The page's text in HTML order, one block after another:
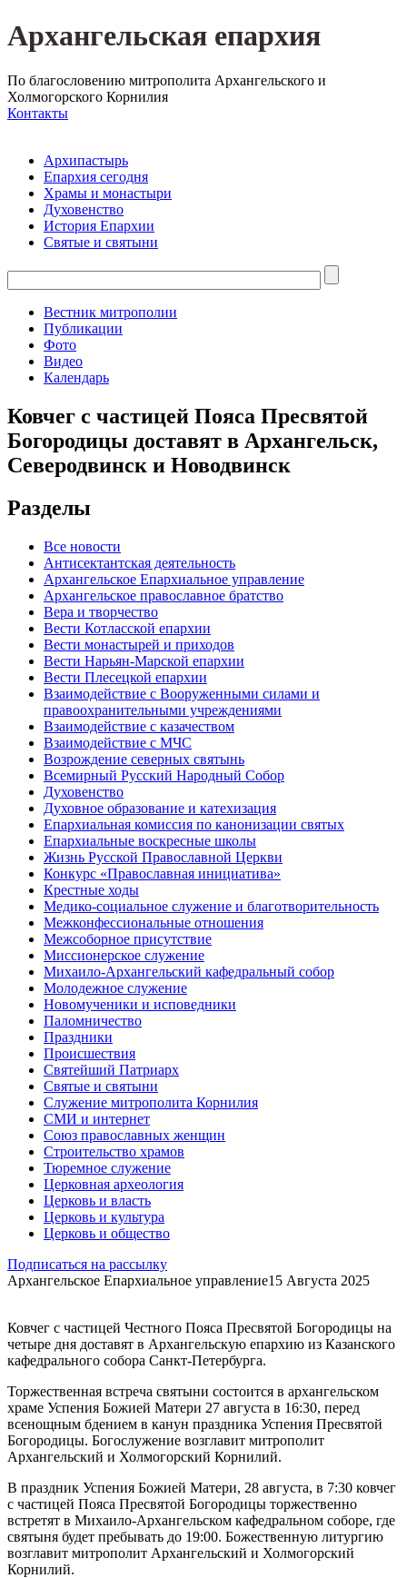
Архангельская епархия
По благословению митрополита Архангельского и
Холмогорского Корнилия
Контакты
Архипастырь
Епархия сегодня
Храмы и монастыри
Духовенство
История Епархии
Святые и святыни
Вестник митрополии
Публикации
Фото
Видео
Календарь
Ковчег с частицей Пояса Пресвятой
Богородицы доставят в Архангельск,
Северодвинск и Новодвинск
Разделы
Все новости
Антисектантская деятельность
Архангельское Епархиальное управление
Архангельское православное братство
Вера и творчество
Вести Котласской епархии
Вести монастырей и приходов
Вести Нарьян-Марской епархии
Вести Плесецкой епархии
Взаимодействие с Вооруженными силами и
правоохранительными учреждениями
Взаимодействие с казачеством
Взаимодействие с МЧС
Возрождение северных святынь
Всемирный Русский Народный Собор
Духовенство
Духовное образование и катехизация
Епархиальная комиссия по канонизации святых
Епархиальные воскресные школы
Жизнь Русской Православной Церкви
Конкурс «Православная инициатива»
Крестные ходы
Медико-социальное служение и благотворительность
Межконфессиональные отношения
Межсоборное присутствие
Миссионерское служение
Михаило-Архангельский кафедральный собор
Молодежное служение
Новомученики и исповедники
Паломничество
Праздники
Происшествия
Святейший Патриарх
Святые и святыни
Служение митрополита Корнилия
СМИ и интернет
Союз православных женщин
Строительство храмов
Тюремное служение
Церковная археология
Церковь и власть
Церковь и культура
Церковь и общество
Подписаться на рассылку
Архангельское Епархиальное управление15 Августа 2025
Ковчег с частицей Честного Пояса Пресвятой Богородицы на
четыре дня доставят в Архангельскую епархию из Казанского
кафедрального собора Санкт-Петербурга.
Торжественная встреча святыни состоится в архангельском
храме Успения Божией Матери 27 августа в 16:30, перед
всенощным бдением в канун праздника Успения Пресвятой
Богородицы. Богослужение возглавит митрополит
Архангельский и Холмогорский Корнилий.
В праздник Успения Божией Матери, 28 августа, в 7:30 ковчег
с частицей Пояса Пресвятой Богородицы торжественно
встретят в Михаило-Архангельском кафедральном соборе, где
святыня будет пребывать до 19:00. Божественную литургию
возглавит митрополит Архангельский и Холмогорский
Корнилий.